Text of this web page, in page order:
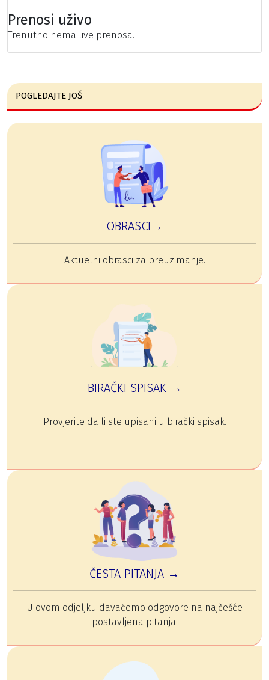
Prenosi uživo
Trenutno nema live prenosa.
POGLEDAJTE JOŠ
OBRASCI→
Aktuelni obrasci za preuzimanje.
BIRAČKI SPISAK →
Provjerite da li ste upisani u birački spisak.
ČESTA PITANJA →
U ovom odjeljku davaćemo odgovore na najčešće
postavljena pitanja.